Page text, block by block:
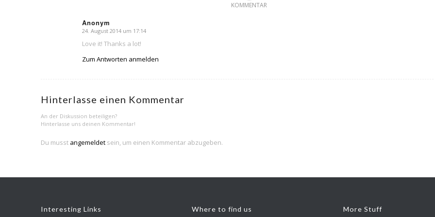
KOMMENTAR
Anonym
sagte:
24. August 2014 um 17:14
Love it! Thanks a lot!
Zum Antworten anmelden
Hinterlasse einen Kommentar
An der Diskussion beteiligen?
Hinterlasse uns deinen Kommentar!
Du musst angemeldetsein, um einen Kommentar abzugeben.
Interesting Links Where to find us More Stuff